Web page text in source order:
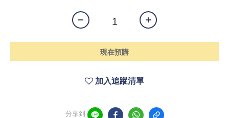
現在預購
加入追蹤清單
分享到